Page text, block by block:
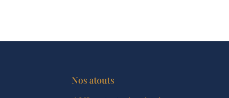
Nos atouts